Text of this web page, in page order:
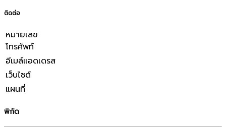
ติดต่อ
หมายเลข
โทรศัพท์
อีเมล์แอดเดรส
เว็บไซต์
แผนที่
พิกัด